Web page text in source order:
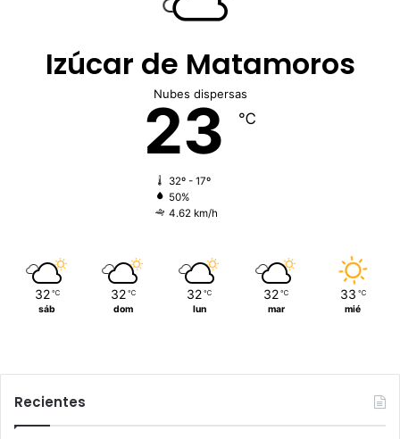
Izúcar de Matamoros
Nubes dispersas
23 ℃
32º - 17º
50%
4.62 km/h
32 ℃
sáb
32 ℃
dom
32 ℃
lun
32 ℃
mar
33 ℃
mié
Recientes